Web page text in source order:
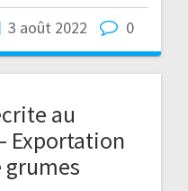
3 août 2022 0
au
Exportation
grumes